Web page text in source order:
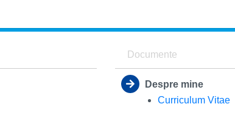
Documente
Despre mine
Curriculum Vitae